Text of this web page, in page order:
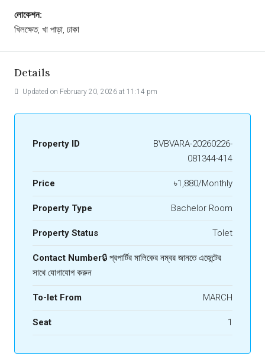
লোকেশন:
খিলক্ষেত, খা পাড়া, ঢাকা
Details
Updated on February 20, 2026 at 11:14 pm
Property ID
BVBVARA-20260226-
081344-414
Price ৳1,880/Monthly
Property Type Bachelor Room
Property Status Tolet
Contact Number🔒 প্রপার্টির মালিকের নম্বর জানতে এজেন্টের
সাথে যোগাযোগ করুন
To-let From MARCH
Seat 1